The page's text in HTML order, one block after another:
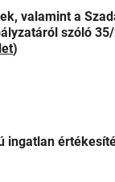
valamint a
szóló
)
ingatlan